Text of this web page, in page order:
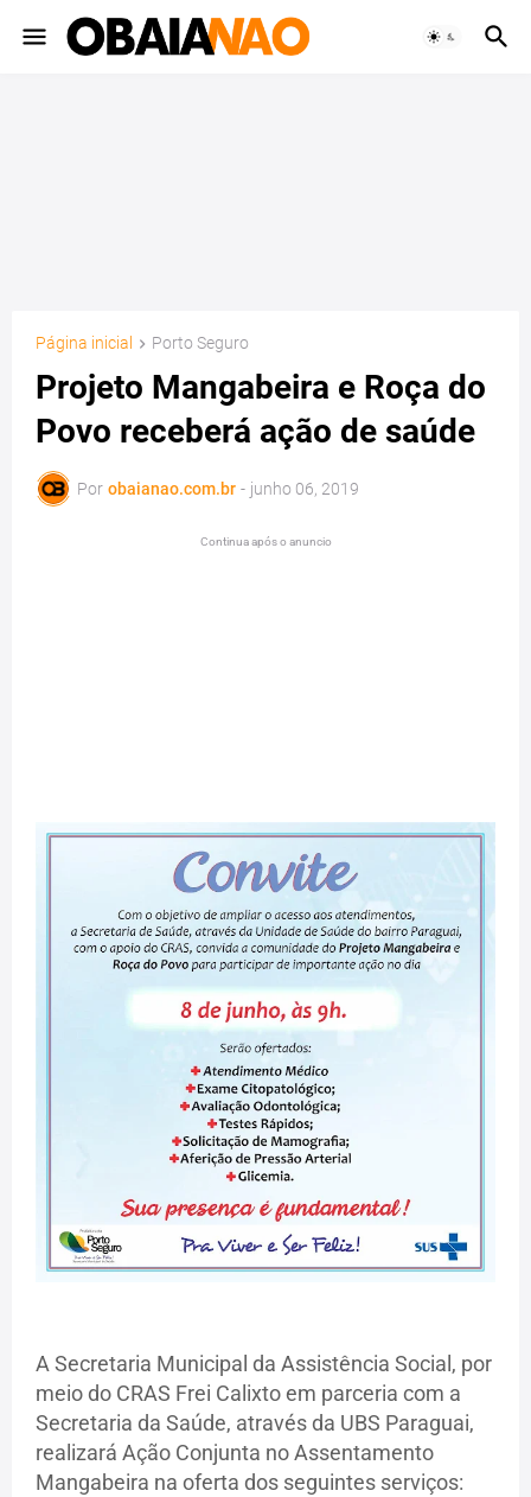
Página inicial Porto Seguro
Projeto Mangabeira e Roça do
Povo receberá ação de saúde
Por obaianao.com.br - junho 06, 2019
Continua após o anuncio
A Secretaria Municipal da Assistência Social, por
meio do CRAS Frei Calixto em parceria com a
Secretaria da Saúde, através da UBS Paraguai,
realizará Ação Conjunta no Assentamento
Mangabeira na oferta dos seguintes serviços: